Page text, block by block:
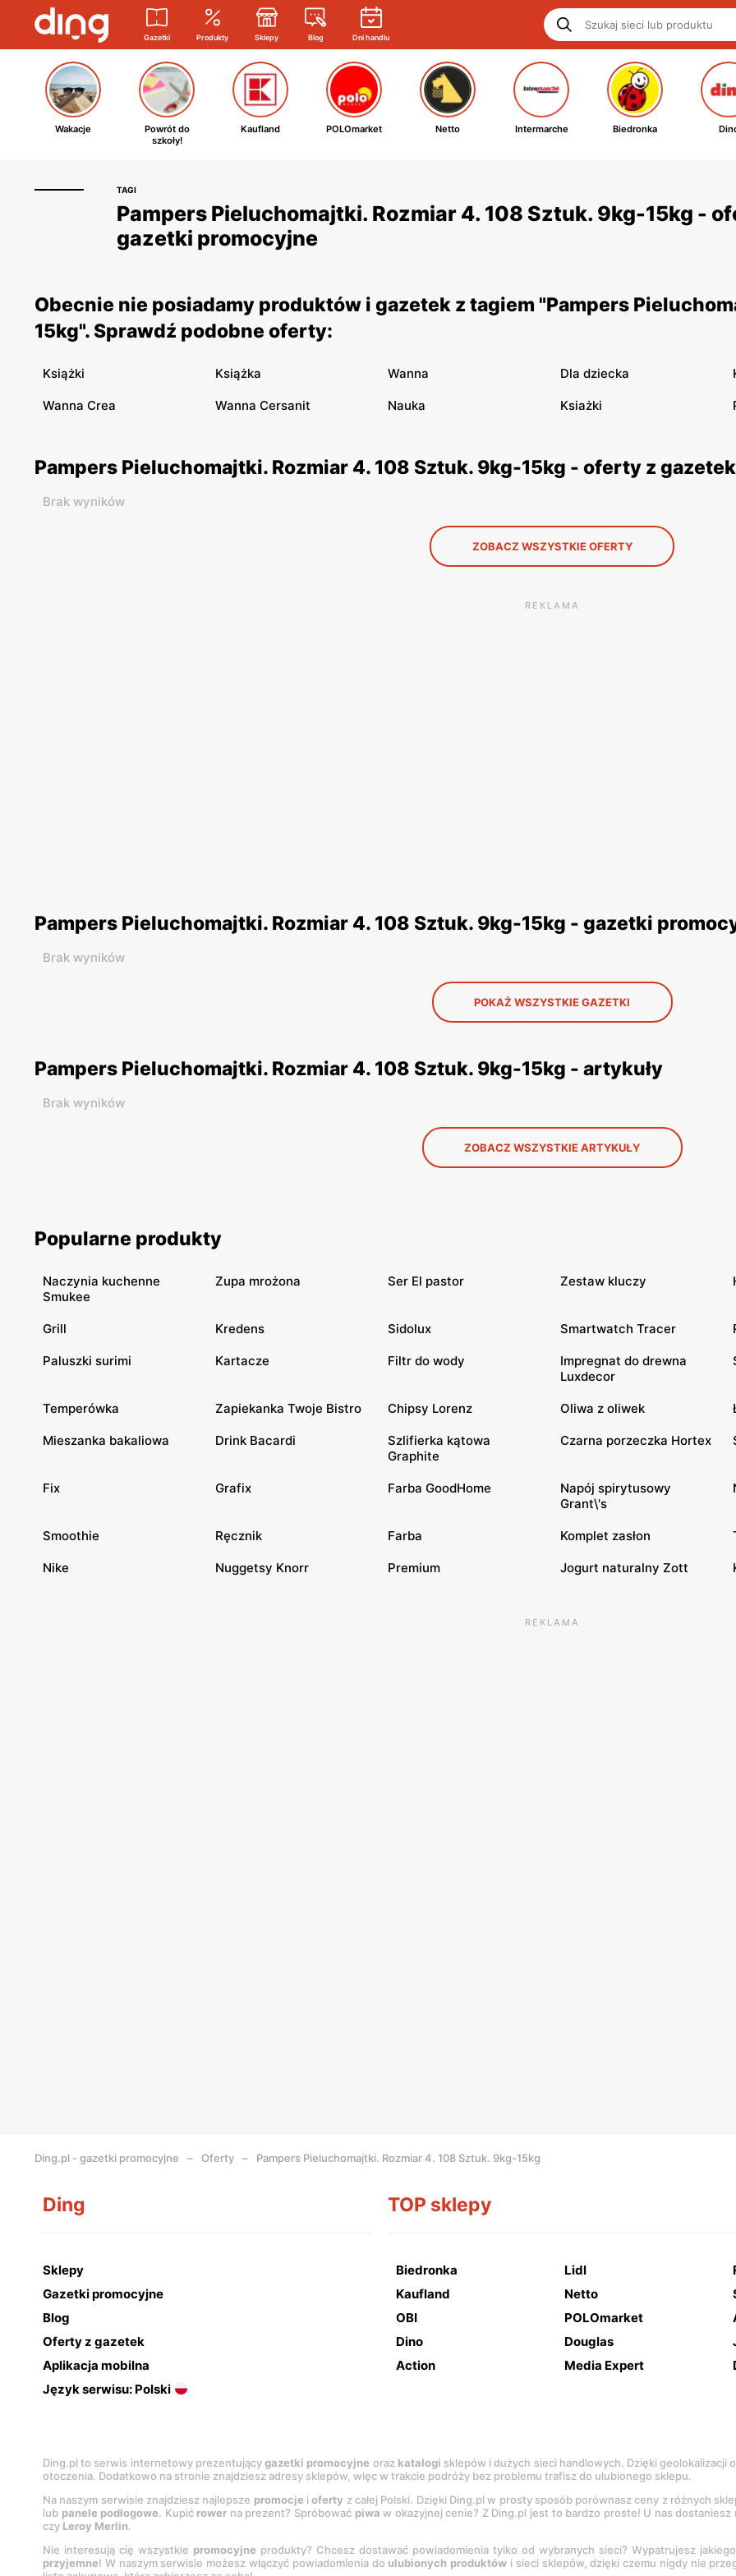
Gazetki Produkty Sklepy Blog Dni handlu
Wakacje
Powrót do
szkoły!
Kaufland POLOmarket Netto Intermarche Biedronka
TAGI
Pampers Pieluchomajtki. Rozmiar 4. 108 Sztuk. 9kg-15kg -
gazetki promocyjne
Obecnie nie posiadamy produktów i gazetek z tagiem "Pampers
15kg". Sprawdź podobne oferty:
Książki Książka Wanna Dla dziecka
Wanna Crea Wanna Cersanit Nauka Ksiażki
Pampers Pieluchomajtki. Rozmiar 4. 108 Sztuk. 9kg-15kg - oferty z
Brak wyników
ZOBACZ WSZYSTKIE OFERTY
REKLAMA
Pampers Pieluchomajtki. Rozmiar 4. 108 Sztuk. 9kg-15kg - gazetki
Brak wyników
POKAŻ WSZYSTKIE GAZETKI
Pampers Pieluchomajtki. Rozmiar 4. 108 Sztuk. 9kg-15kg - artykuły
Brak wyników
ZOBACZ WSZYSTKIE ARTYKUŁY
Popularne produkty
Naczynia kuchenne
Smukee
Zupa mrożona Ser El pastor Zestaw kluczy
Grill Kredens Sidolux Smartwatch Tracer
Paluszki surimi Kartacze Filtr do wody
Impregnat do drewna
Luxdecor
Temperówka Zapiekanka Twoje Bistro Chipsy Lorenz Oliwa z oliwek
Mieszanka bakaliowa Drink Bacardi
Szlifierka kątowa
Graphite
Czarna porzeczka Hortex
Fix Grafix Farba GoodHome
Napój spirytusowy
Grant\'s
Smoothie Ręcznik Farba Komplet zasłon
Nike Nuggetsy Knorr Premium Jogurt naturalny Zott
REKLAMA
Ding.pl - gazetki promocyjne Oferty Pampers Pieluchomajtki. Rozmiar 4. 108 Sztuk. 9kg-15kg
Ding
Sklepy
Gazetki promocyjne
Blog
Oferty z gazetek
Aplikacja mobilna
Język serwisu: Polski
TOP sklepy
Biedronka Lidl
Kaufland
Netto
OBI
POLOmarket
Dino
Douglas
Action
Media Expert
Ding.pl to serwis internetowy prezentującygazetki promocyjne oraz katalogi sklepów i dużych sieci handlowych. Dzięki
otoczenia. Dodatkowo na stronie znajdziesz adresy sklepów, więc w trakcie podróży bez problemu trafisz do ulubionego sklepu.
Na naszym serwisie znajdziesz najlepsze promocje ioferty z całej Polski. Dzięki Ding.pl w prosty sposób porównasz ceny z różnych
lub panele podłogowe. Kupić rower na prezent? Spróbować piwa w okazyjnej cenie? Z Ding.pl jest to bardzo proste! U nas
czy Leroy Merlin.
Nie interesują cię wszystkie promocyjne produkty? Chcesz dostawać powiadomienia tylko od wybranych sieci? Wypatrujesz
przyjemne! W naszym serwisie możesz włączyć powiadomienia do ulubionych produktów i sieci sklepów, dzięki czemu nigdy nie